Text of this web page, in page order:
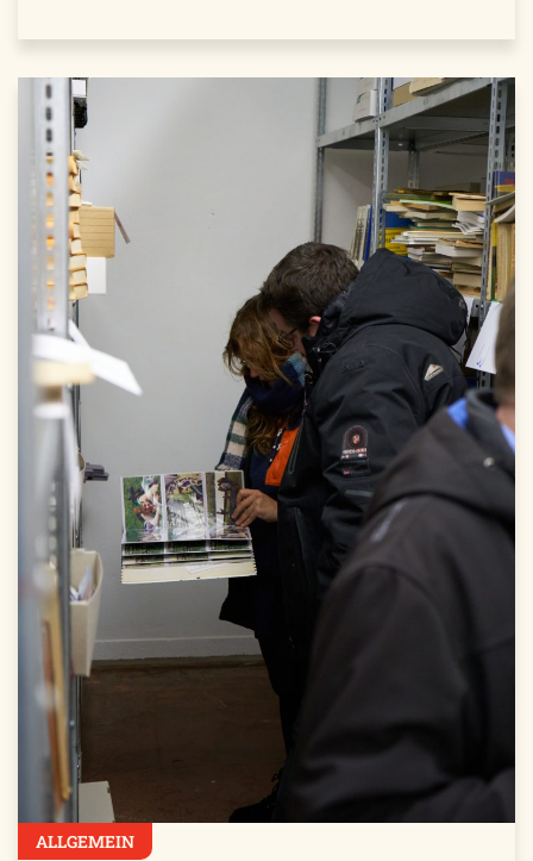
ALLGEMEIN